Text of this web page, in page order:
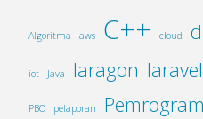
Algoritma aws C++ cloud
iot Java laragon laravel
PBO pelaporan